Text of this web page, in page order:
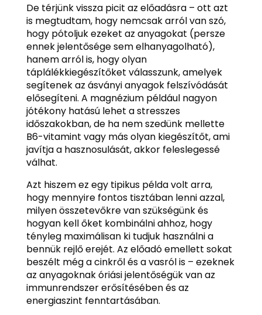
De térjünk vissza picit az előadásra – ott azt
is megtudtam, hogy nemcsak arról van szó,
hogy pótoljuk ezeket az anyagokat (persze
ennek jelentősége sem elhanyagolható),
hanem arról is, hogy olyan
táplálékkiegészítőket válasszunk, amelyek
segítenek az ásványi anyagok felszívódását
elősegíteni. A magnézium például nagyon
jótékony hatású lehet a stresszes
időszakokban, de ha nem szedünk mellette
B6-vitamint vagy más olyan kiegészítőt, ami
javítja a hasznosulását, akkor feleslegessé
válhat.
Azt hiszem ez egy tipikus példa volt arra,
hogy mennyire fontos tisztában lenni azzal,
milyen összetevőkre van szükségünk és
hogyan kell őket kombinálni ahhoz, hogy
tényleg maximálisan ki tudjuk használni a
bennük rejlő erejét. Az előadó emellett sokat
beszélt még a cinkről és a vasról is – ezeknek
az anyagoknak óriási jelentőségük van az
immunrendszer erősítésében és az
energiaszint fenntartásában.